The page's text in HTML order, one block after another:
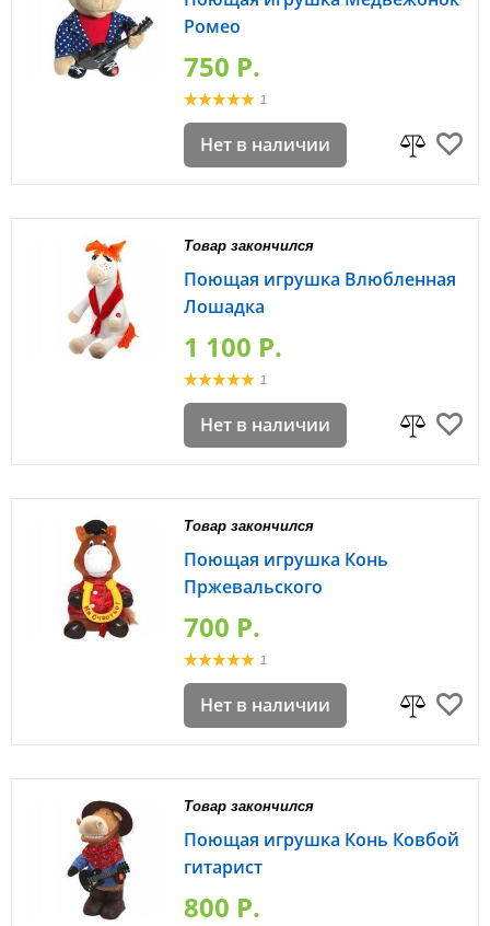
Ромео
750 P.
1
Нет в наличии
Товар закончился
Поющая игрушка Влюбленная
Лошадка
1 100 P.
1
Нет в наличии
Товар закончился
Поющая игрушка Конь
Пржевальского
700 P.
1
Нет в наличии
Товар закончился
Поющая игрушка Конь Ковбой
гитарист
800 P.